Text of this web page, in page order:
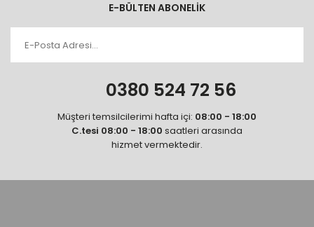
E-BÜLTEN ABONELİK
0380 524 72 56
Müşteri temsilcilerimi hafta içi: 08:00 - 18:00
C.tesi 08:00 - 18:00 saatleri arasında
hizmet vermektedir.